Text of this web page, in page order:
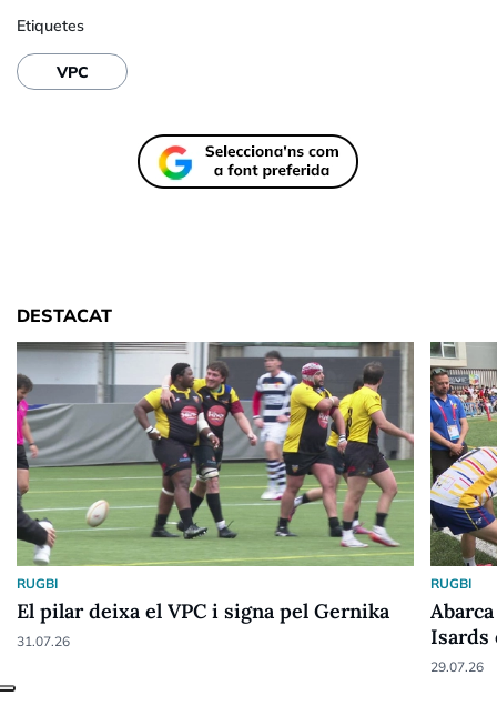
Etiquetes
VPC
DESTACAT
RUGBI
El pilar deixa el VPC i signa pel Gernika
31.07.26
RUGBI
Isards
29.07.26